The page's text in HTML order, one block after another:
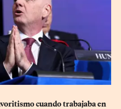
cuando trabajaba en